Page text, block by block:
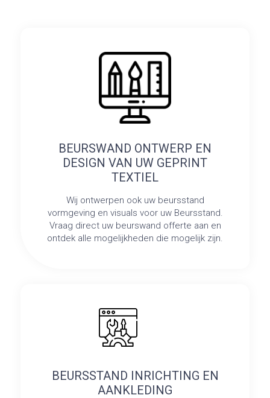
BEURSWAND ONTWERP EN
DESIGN VAN UW GEPRINT
TEXTIEL
Wij ontwerpen ook uw beursstand
vormgeving en visuals voor uw Beursstand.
Vraag direct uw beurswand offerte aan en
ontdek alle mogelijkheden die mogelijk zijn.
BEURSSTAND INRICHTING EN
AANKLEDING